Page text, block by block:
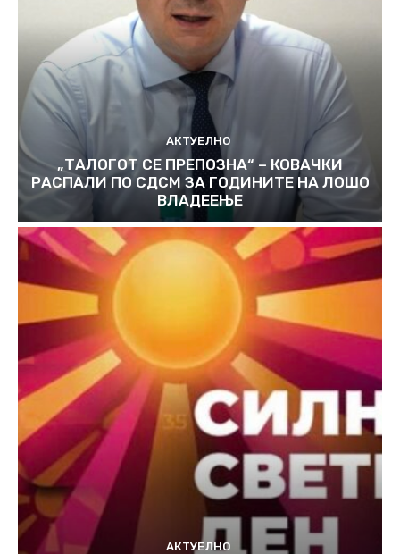
АКТУЕЛНО
„ТАЛОГОТ СЕ ПРЕПОЗНА“ – КОВАЧКИ
РАСПАЛИ ПО СДСМ ЗА ГОДИНИТЕ НА ЛОШО
ВЛАДЕЕЊЕ
АКТУЕЛНО